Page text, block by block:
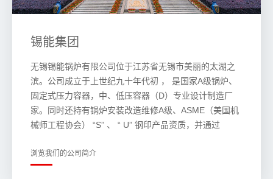
锡能集团
无锡锡能锅炉有限公司位于江苏省无锡市美丽的太湖之
滨。公司成立于上世纪九十年代初 ， 是国家A级锅炉、
固定式压力容器，中、低压容器（D）专业设计制造厂
家。同时还持有锅炉安装改造维修A级、ASME（美国机
械师工程协会） “S” 、 “ U” 钢印产品资质，并通过
ISO45001职业健康安全管理体系认证。
浏览我们的公司简介